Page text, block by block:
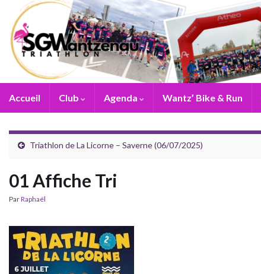
Accueil Club Agenda Wantz’ Bike & Run
Triathlon de La Licorne – Saverne (06/07/2025)
01 Affiche Tri
ParRaphaël